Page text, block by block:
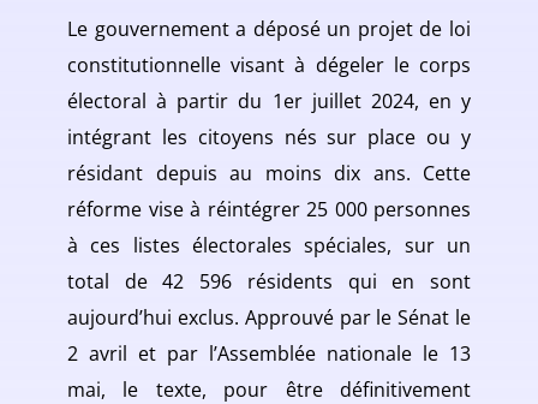
Le gouvernement a déposé un projet de loi
constitutionnelle visant à dégeler le corps
électoral à partir du 1er juillet 2024, en y
intégrant les citoyens nés sur place ou y
résidant depuis au moins dix ans. Cette
réforme vise à réintégrer 25 000 personnes
à ces listes électorales spéciales, sur un
total de 42 596 résidents qui en sont
aujourd’hui exclus. Approuvé par le Sénat le
2 avril et par l’Assemblée nationale le 13
mai, le texte, pour être définitivement